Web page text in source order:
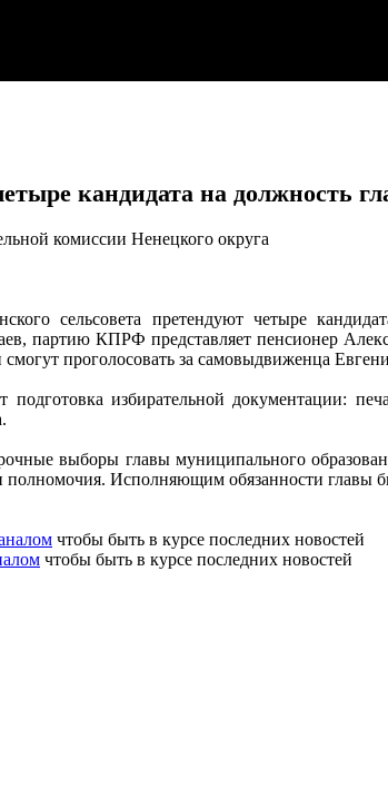
кандидата на должность
комиссии Ненецкого округа
сельсовета претендуют четыре
партию КПРФ представляет пенсионер
проголосовать за самовыдвиженца
избирательной документации:
выборы главы муниципального
Исполняющим обязанности главы
чтобы быть в курсе последних новостей
чтобы быть в курсе последних новостей